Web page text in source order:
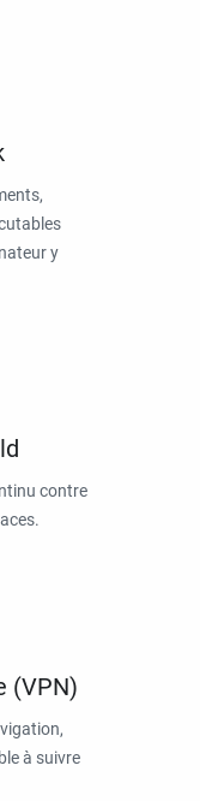
y
contre
(VPN)
à suivre